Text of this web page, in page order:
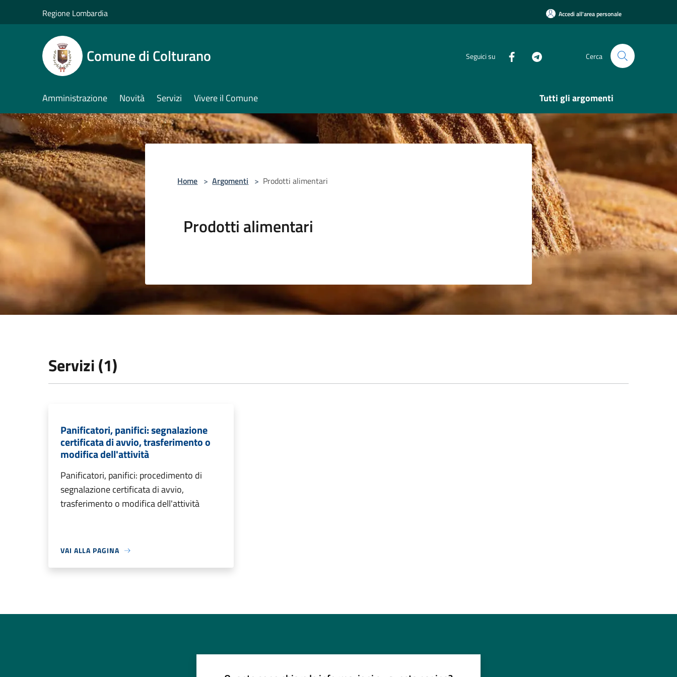
Regione Lombardia Accedi all'area personale
Comune di Colturano Seguici su Cerca
Amministrazione Novità Servizi Vivere il Comune Tutti gli argomenti
Home > Argomenti > Prodotti alimentari
Prodotti alimentari
Servizi (1)
Panificatori, panifici: segnalazione
certificata di avvio, trasferimento o
modifica dell'attività
Panificatori, panifici: procedimento di
segnalazione certificata di avvio,
trasferimento o modifica dell'attività
VAI ALLA PAGINA